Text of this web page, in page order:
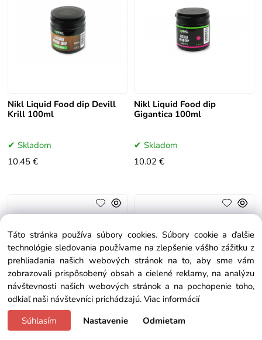
Nikl Liquid Food dip Devill
Krill 100ml
Skladom
10.45 €
Nikl Liquid Food dip
Gigantica 100ml
Skladom
10.02 €
Nikl Liquid Food dip
Táto stránka používa súbory cookies. Súbory cookie a ďalšie
technológie sledovania používame na zlepšenie vášho zážitku z
prehliadania našich webových stránok na to, aby sme vám
zobrazovali prispôsobený obsah a cielené reklamy, na analýzu
návštevnosti našich webových stránok a na pochopenie toho,
odkiaľ naši návštevníci prichádzajú. Viac informácií
Súhlasím
Nastavenie Odmietam